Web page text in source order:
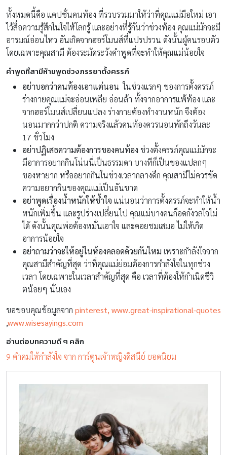
ทั้งหมดนี้คือ แคปชั่นคนท้อง ที่รวบรวมมาให้ว่าที่คุณแม่มือใหม่ เอา
ไว้สื่อความรู้สึกในใจให้โลกรู้ และอย่างที่รู้กันว่าช่วงท้อง คุณแม่มักจะมี
อารมณ์อ่อนไหว อันเกิดจากฮอร์โมนส์ที่แปรปรวน ดังนั้นผู้คนรอบตัว
โดยเฉพาะคุณสามี ต้องระมัดระวังคำพูดที่จะทำให้คุณแม่น้อยใจ
คำพูดที่สามีห้ามพูดช่วงภรรยาตั้งครรภ์
อย่าบอกว่าคนท้องเอาแต่นอนในช่วงแรกๆ ของการตั้งครรภ์
ร่างกายคุณแม่จะอ่อนเพลีย อ่อนล้า ทั้งจากอาการแพ้ท้อง และ
จากฮอร์โมนส์เปลี่ยนแปลง ร่างกายต้องทำงานหนัก จึงต้อง
นอนมากกว่าปกติ ความจริงแล้วคนท้องควรนอนพักถึงวันละ
17 ชั่วโมง
อย่าปฏิเสธความต้องการของคนท้อง ช่วงตั้งครรภ์คุณแม่มักจะ
มีอาการอยากกินโน่นนี่เป็นธรรมดา บางทีก็เป็นของแปลกๆ
ของหายาก หรืออยากกินในช่วงเวลากลางดึก คุณสามีไม่ควรขัด
ความอยากกินของคุณแม่เป็นอันขาด
อย่าพูดเรื่องน้ำหนักให้ช้ำใจ แน่นอนว่าการตั้งครรภ์จะทำให้น้ำ
หนักเพิ่มขึ้น และรูปร่างเปลี่ยนไป คุณแม่บางคนก็อดกังวลใจไม่
ได้ ดังนั้นคุณพ่อต้องหมั่นเอาใจ และคอยชมเสมอ ไม่ให้เกิด
อาการน้อยใจ
อย่าถามว่าจะให้อยู่ในห้องคลอดด้วยกันไหม เพราะกำลังใจจาก
คุณสามีสำคัญที่สุด ว่าที่คุณแม่ย่อมต้องการกำลังใจในทุกช่วง
เวลา โดยเฉพาะในเวลาสำคัญที่สุด คือ เวลาที่ต้องให้กำเนิดชีวิ
ตน้อยๆ นั่นเอง
ขอขอบคุณข้อมูลจาก pinterest, www.great-inspirational-quotes
,www.wisesayings.com
อ่านต่อบทความดี ๆ คลิก
9 คำคมให้กำลังใจ จาก การ์ตูนเจ้าหญิงดิสนีย์ ยอดนิยม